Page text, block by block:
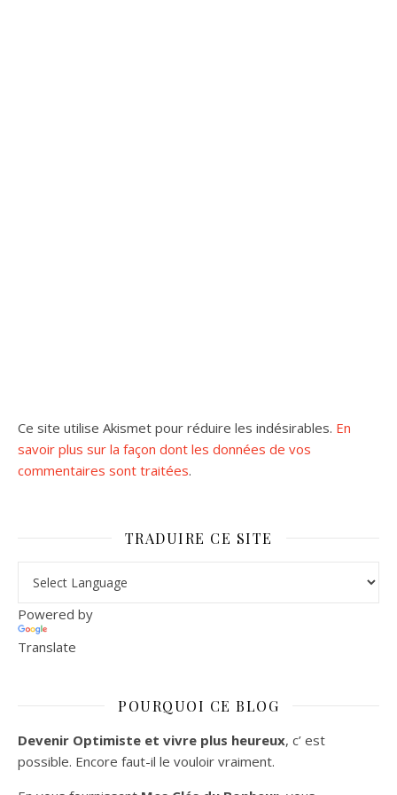
Ce site utilise Akismet pour réduire les indésirables. En
savoir plus sur la façon dont les données de vos
commentaires sont traitées.
TRADUIRE CE SITE
Powered by
Translate
POURQUOI CE BLOG
Devenir Optimiste et vivre plus heureux, c’ est
possible. Encore faut-il le vouloir vraiment.